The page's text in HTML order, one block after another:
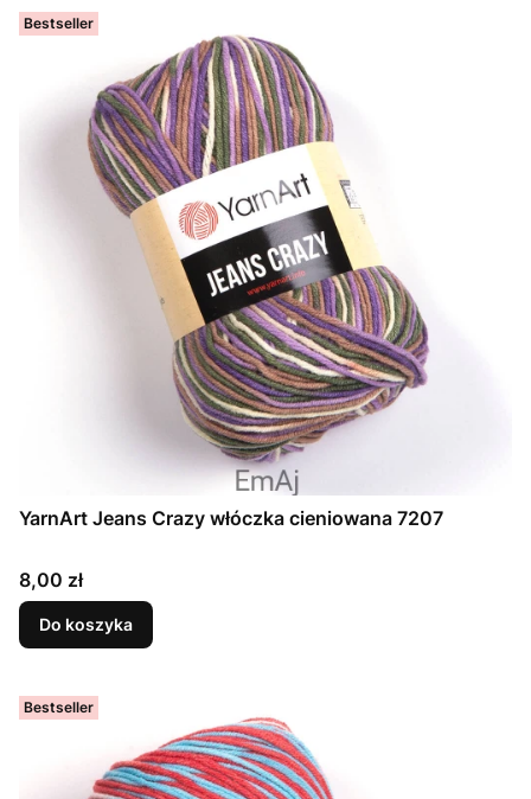
Bestseller
YarnArt Jeans Crazy włóczka cieniowana 7207
Cena
8,00 zł
Do koszyka
Bestseller